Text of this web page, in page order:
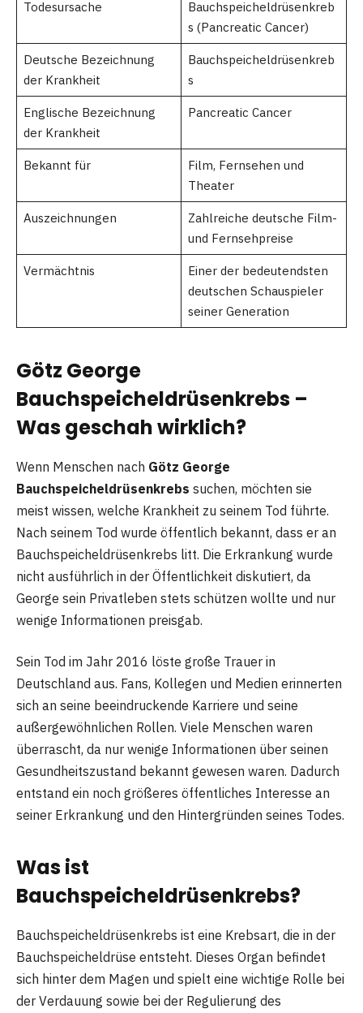
Todesursache
Bauchspeicheldrüsenkreb
s (Pancreatic Cancer)
Deutsche Bezeichnung
der Krankheit
Bauchspeicheldrüsenkreb
s
Englische Bezeichnung
der Krankheit
Pancreatic Cancer
Bekannt für
Film, Fernsehen und
Theater
Auszeichnungen
Zahlreiche deutsche Film-
und Fernsehpreise
Vermächtnis
Einer der bedeutendsten
deutschen Schauspieler
seiner Generation
Götz George
Bauchspeicheldrüsenkrebs –
Was geschah wirklich?
Wenn Menschen nach Götz George
Bauchspeicheldrüsenkrebs suchen, möchten sie
meist wissen, welche Krankheit zu seinem Tod führte.
Nach seinem Tod wurde öffentlich bekannt, dass er an
Bauchspeicheldrüsenkrebs litt. Die Erkrankung wurde
nicht ausführlich in der Öffentlichkeit diskutiert, da
George sein Privatleben stets schützen wollte und nur
wenige Informationen preisgab.
Sein Tod im Jahr 2016 löste große Trauer in
Deutschland aus. Fans, Kollegen und Medien erinnerten
sich an seine beeindruckende Karriere und seine
außergewöhnlichen Rollen. Viele Menschen waren
überrascht, da nur wenige Informationen über seinen
Gesundheitszustand bekannt gewesen waren. Dadurch
entstand ein noch größeres öffentliches Interesse an
seiner Erkrankung und den Hintergründen seines Todes.
Was ist
Bauchspeicheldrüsenkrebs?
Bauchspeicheldrüsenkrebs ist eine Krebsart, die in der
Bauchspeicheldrüse entsteht. Dieses Organ befindet
sich hinter dem Magen und spielt eine wichtige Rolle bei
der Verdauung sowie bei der Regulierung des